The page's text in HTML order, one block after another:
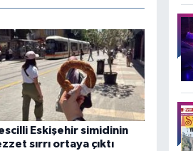
Eskişehir simidinin
sırrı ortaya çıktı